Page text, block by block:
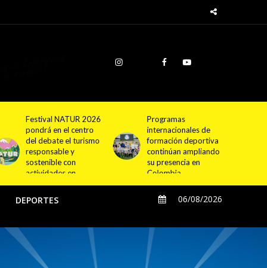
Programas
internacionales de
formación deportiva
continúan ampliando
su presencia en
Colombia
Cundinamarca
proyecta la
construcción de
4.000 nuevas
viviendas en 12
municipios
DEPORTES 06/08/2026